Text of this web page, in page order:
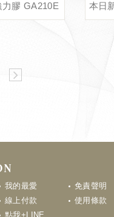
膠 GA210E
我的最愛
線上付款
點我+LINE
免責聲明
使用條款